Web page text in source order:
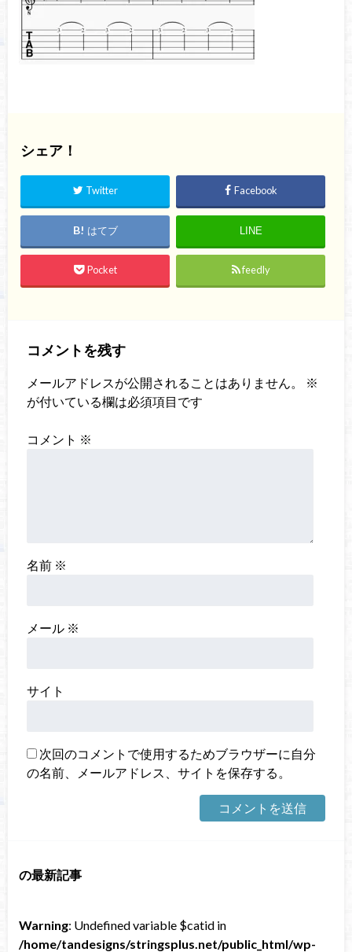
シェア！
Twitter Facebook
はてブ LINE
Pocket feedly
コメントを残す
メールアドレスが公開されることはありません。
※
が付いている欄は必須項目です
コメント ※
名前 ※
メール ※
サイト
次回のコメントで使用するためブラウザーに自分
の名前、メールアドレス、サイトを保存する。
の最新記事
Warning: Undefined variable $catid in
/home/tandesigns/stringsplus.net/public_html/wp-